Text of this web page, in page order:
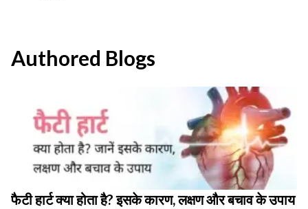
Authored Blogs
फैटी हार्ट क्या होता है? इसके कारण, लक्षण और बचाव के उपाय